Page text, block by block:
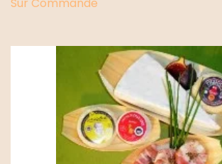
Sur Commande